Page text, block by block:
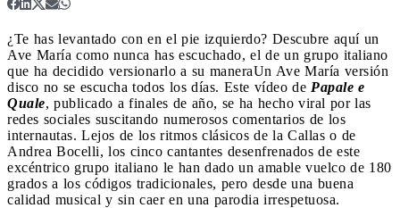
¿Te has levantado con en el pie izquierdo? Descubre aquí un
Ave María como nunca has escuchado, el de un grupo italiano
que ha decidido versionarlo a su maneraUn Ave María versión
disco no se escucha todos los días. Este vídeo de Papale e
Quale, publicado a finales de año, se ha hecho viral por las
redes sociales suscitando numerosos comentarios de los
internautas. Lejos de los ritmos clásicos de la Callas o de
Andrea Bocelli, los cinco cantantes desenfrenados de este
excéntrico grupo italiano le han dado un amable vuelco de 180
grados a los códigos tradicionales, pero desde una buena
calidad musical y sin caer en una parodia irrespetuosa.